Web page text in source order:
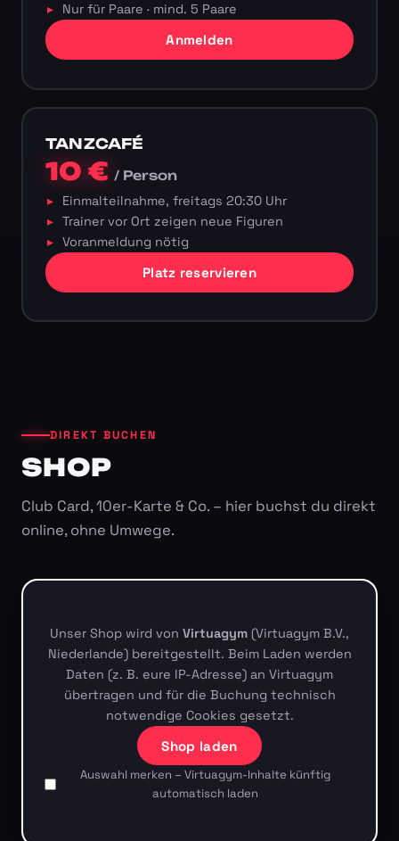
Nur für Paare · mind. 5 Paare
Anmelden
TANZCAFÉ
10 €/ Person
Einmalteilnahme, freitags 20:30 Uhr
Trainer vor Ort zeigen neue Figuren
Voranmeldung nötig
Platz reservieren
DIREKT BUCHEN
SHOP
Club Card, 10er-Karte & Co. – hier buchst du direkt
online, ohne Umwege.
Unser Shop wird von Virtuagym (Virtuagym B.V.,
Niederlande) bereitgestellt. Beim Laden werden
Daten (z. B. eure IP-Adresse) an Virtuagym
übertragen und für die Buchung technisch
notwendige Cookies gesetzt.
Shop laden
Auswahl merken – Virtuagym-Inhalte künftig
automatisch laden